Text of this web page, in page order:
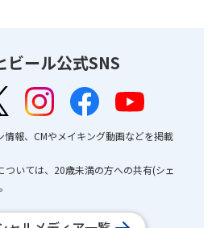
ビール公式SNS
情報、CMやメイキング動画などを掲載
いては、20歳未満の方への共有(シェ